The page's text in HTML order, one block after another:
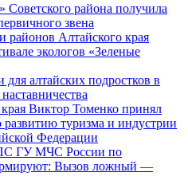
района получила
звена
районов Алтайского края
экологов «Зеленые
для алтайских подростков в
Виктор Томенко принял
туризма и индустрии
Федерации
ГУ МЧС России по
Вызов ложный —